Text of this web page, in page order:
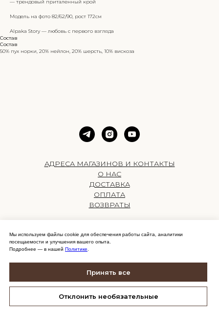
— трендовый приталенный крой
Модель на фото 82/62/90, рост 172см
Alpaka Story — любовь с первого взгляда
Состав
Состав
50% пух норки, 20% нейлон, 20% шерсть, 10% вискоза
АДРЕСА МАГАЗИНОВ И КОНТАКТЫ
О НАС
ДОСТАВКА
ОПЛАТА
ВОЗВРАТЫ
Публичная оферта
Политика конфиденциальности
Компания Meta Platforms Inc., владеющая социальными сетями Facebook и
Мы используем файлы cookie для обеспечения работы сайта, аналитики
посещаемости и улучшения вашего опыта.
Подробнее — в нашей Политике
Принять все
Отклонить необязательные